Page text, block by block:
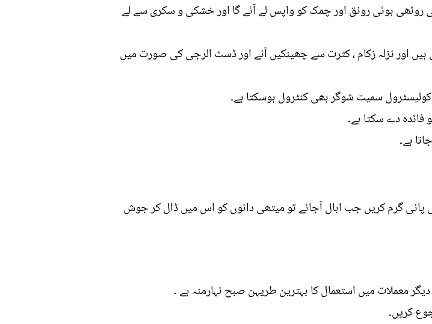
کی روٹھی ہوئی رونق اور چمک کو واپس لے آئے گا اور خشکی و سکری سے لے
اور نزلہ زکام ، کثرت سے چھینکیں آنے اور ڈسٹ الرجی کی صورت میں
سمیت شوگر بھی کنٹرول ہوسکتا ہے۔
فائدہ دے سکتا ہے۔
ہے۔
گرم کریں جب ابال آجائے تو میتھی دانوں کو اس میں ڈال کر جوش
معملات میں استعمال کا بہترین طریہن صبح نہارمنہ ہے ۔
کریں۔